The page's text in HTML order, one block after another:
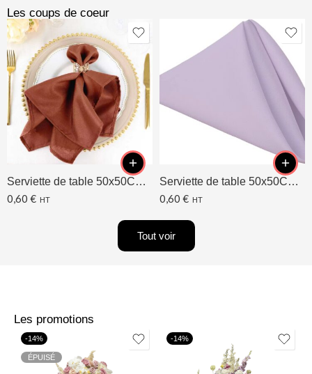
Les coups de coeur​
Serviette de table 50x50CM Terracotta
0,60 € HT
Serviette de table 50x50CM Lavande/Lilas
0,60 € HT
Tout voir
Les promotions
-14%
ÉPUISÉ
-14%